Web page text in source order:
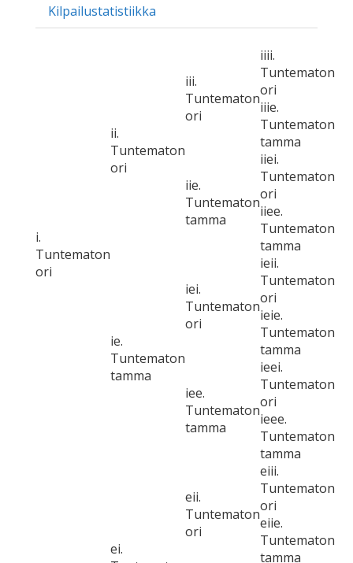
Kilpailustatistiikka
i.
Tuntematon
ori
ii.
Tuntematon
ori
iii.
Tuntematon
ori
iiii.
Tuntematon
ori
iiie.
Tuntematon
tamma
iie.
Tuntematon
tamma
iiei.
Tuntematon
ori
iiee.
Tuntematon
tamma
ie.
Tuntematon
tamma
iei.
Tuntematon
ori
ieii.
Tuntematon
ori
ieie.
Tuntematon
tamma
iee.
Tuntematon
tamma
ieei.
Tuntematon
ori
ieee.
Tuntematon
tamma
ei.
eii.
Tuntematon
ori
eiii.
Tuntematon
ori
eiie.
Tuntematon
tamma